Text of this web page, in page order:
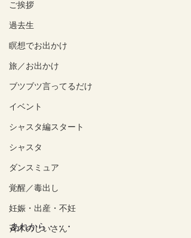
ご挨拶
過去生
瞑想でお出かけ
旅／お出かけ
ブツブツ言ってるだけ
イベント
シャスタ編スタート
シャスタ
ダンスミュア
覚醒／毒出し
妊娠・出産・不妊
斉木のじいさん
あれから・・・